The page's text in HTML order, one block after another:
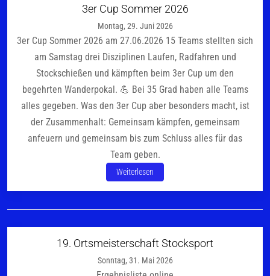
3er Cup Sommer 2026
Montag, 29. Juni 2026
3er Cup Sommer 2026 am 27.06.2026 15 Teams stellten sich
am Samstag drei Disziplinen Laufen, Radfahren und
Stockschießen und kämpften beim 3er Cup um den
begehrten Wanderpokal. 💪 Bei 35 Grad haben alle Teams
alles gegeben. Was den 3er Cup aber besonders macht, ist
der Zusammenhalt: Gemeinsam kämpfen, gemeinsam
anfeuern und gemeinsam bis zum Schluss alles für das
Team geben.
Weiterlesen
19. Ortsmeisterschaft Stocksport
Sonntag, 31. Mai 2026